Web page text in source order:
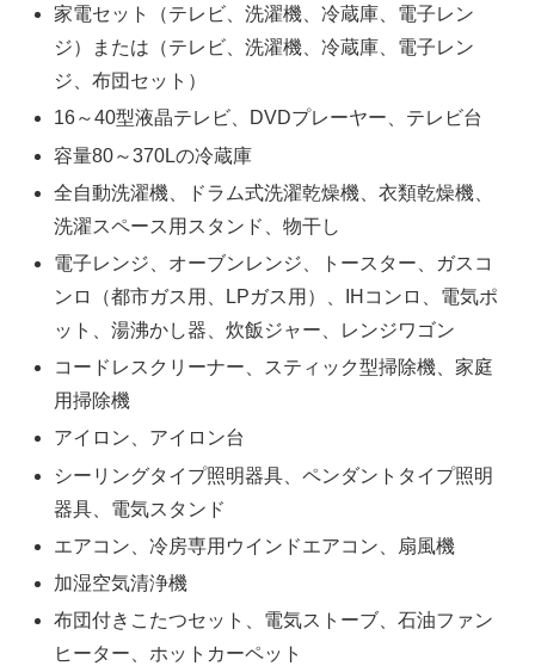
家電セット（テレビ、洗濯機、冷蔵庫、電子レン
ジ）または（テレビ、洗濯機、冷蔵庫、電子レン
ジ、布団セット）
16～40型液晶テレビ、DVDプレーヤー、テレビ台
容量80～370Lの冷蔵庫
全自動洗濯機、ドラム式洗濯乾燥機、衣類乾燥機、
洗濯スペース用スタンド、物干し
電子レンジ、オーブンレンジ、トースター、ガスコ
ンロ（都市ガス用、LPガス用）、IHコンロ、電気ポ
ット、湯沸かし器、炊飯ジャー、レンジワゴン
コードレスクリーナー、スティック型掃除機、家庭
用掃除機
アイロン、アイロン台
シーリングタイプ照明器具、ペンダントタイプ照明
器具、電気スタンド
エアコン、冷房専用ウインドエアコン、扇風機
加湿空気清浄機
布団付きこたつセット、電気ストーブ、石油ファン
ヒーター、ホットカーペット